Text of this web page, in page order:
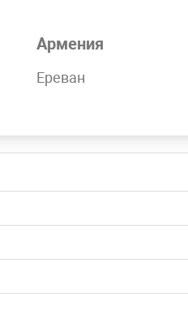
Армения
Ереван
складе компании MetPromKo.
в любой регион СНГ.